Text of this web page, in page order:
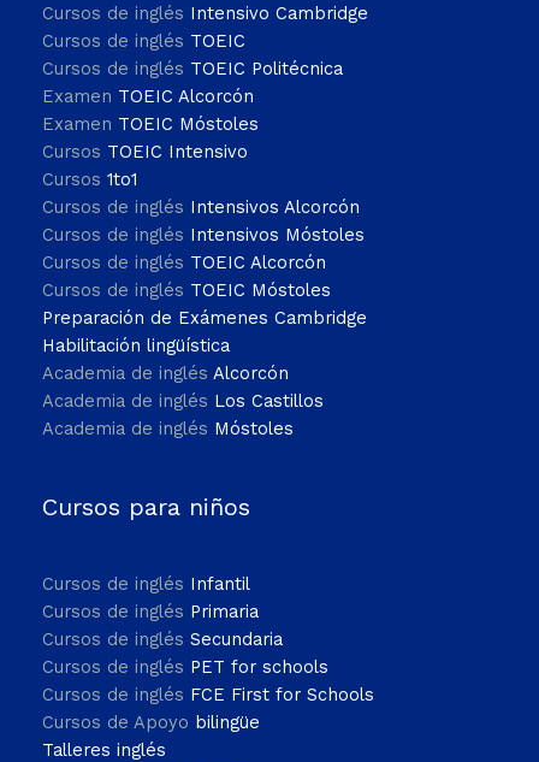
Cursos de inglés Intensivo Cambridge
Cursos de inglés TOEIC
Cursos de inglés TOEIC Politécnica
Examen TOEIC Alcorcón
Examen TOEIC Móstoles
Cursos TOEIC Intensivo
Cursos 1to1
Cursos de inglés Intensivos Alcorcón
Cursos de inglés Intensivos Móstoles
Cursos de inglés TOEIC Alcorcón
Cursos de inglés TOEIC Móstoles
Preparación de Exámenes Cambridge
Habilitación lingüística
Academia de inglés Alcorcón
Academia de inglés Los Castillos
Academia de inglés Móstoles
Cursos para niños
Cursos de inglés Infantil
Cursos de inglés Primaria
Cursos de inglés Secundaria
Cursos de inglés PET for schools
Cursos de inglés FCE First for Schools
Cursos de Apoyo bilingüe
Talleres inglés